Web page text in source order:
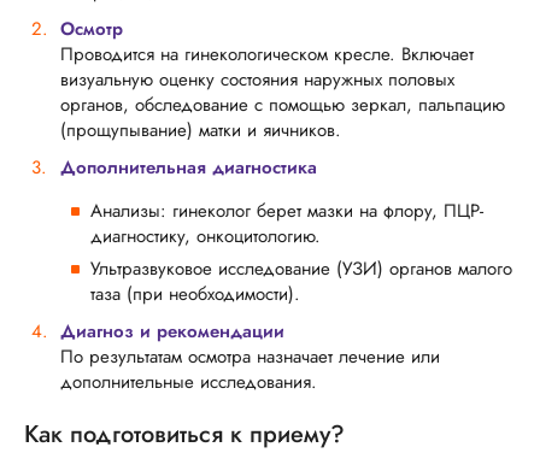
Осмотр
Проводится на гинекологическом кресле. Включает
визуальную оценку состояния наружных половых
органов, обследование с помощью зеркал, пальпацию
(прощупывание) матки и яичников.
Дополнительная диагностика
Анализы: гинеколог берет мазки на флору, ПЦР-
диагностику, онкоцитологию.
Ультразвуковое исследование (УЗИ) органов малого
таза (при необходимости).
Диагноз и рекомендации
По результатам осмотра назначает лечение или
дополнительные исследования.
Как подготовиться к приему?